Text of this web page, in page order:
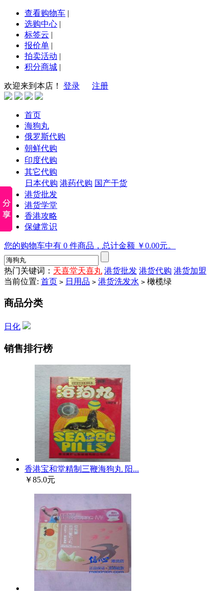
查看购物车 |
选购中心 |
标签云 |
报价单 |
拍卖活动 |
积分商城 |
欢迎来到本店！ 登录 注册
首页
海狗丸
俄罗斯代购
朝鲜代购
印度代购
其它代购
日本代购 港药代购 国产干货
港货批发
港货学堂
香港攻略
保健常识
您的购物车中有 0 件商品，总计金额 ￥0.00元。
热门关键词： 天喜堂天喜丸 港货批发 港货代购 港货加盟
当前位置: 首页 > 日用品 > 港货洗发水 > 橄榄绿
商品分类
日化
销售排行榜
香港宝和堂精制三鞭海狗丸 阳...
￥85.0元